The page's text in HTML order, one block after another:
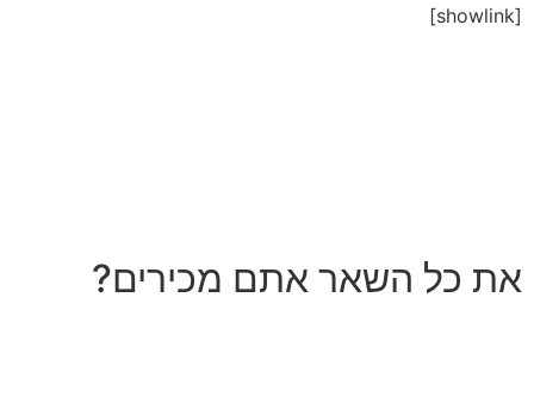
[showlink]
את כל השאר אתם מכירים?